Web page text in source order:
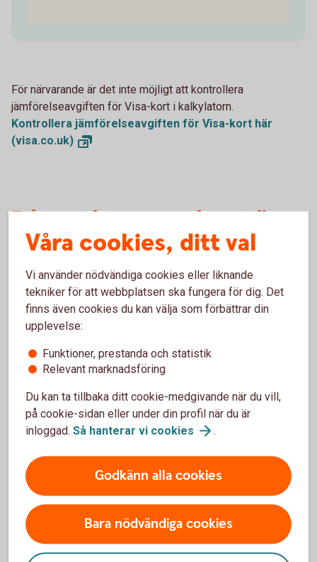
För närvarande är det inte möjligt att kontrollera
jämförelseavgiften för Visa-kort i kalkylatorn.
Kontrollera jämförelseavgiften för Visa-kort här
(visa.co.uk)
Frågor och svar om valutaväxling
vid kortköp
Varför har ni en funktion för att jämföra avgiften
för valutaväxling?
När kan jag ha nytta av att jämföra avgiften?
Har bankens valutaväxlingspåslag ändrats?
Var kan jag se den faktiska valutaväxlingskursen
som jag fick på ett köp?
Kan jag kontrollera avgiften för en valutaväxling
på ett framtida kortköp?
Kan jag kontrollera avgiften för ett kortköp som
gjorts tidigare?
Våra cookies, ditt val
Vi använder nödvändiga cookies eller liknande
tekniker för att webbplatsen ska fungera för dig. Det
finns även cookies du kan välja som förbättrar din
upplevelse:
Funktioner, prestanda och statistik
Relevant marknadsföring
Du kan ta tillbaka ditt cookie-medgivande när du vill,
på cookie-sidan eller under din profil när du är
inloggad. Så hanterar vi cookies .
Godkänn alla cookies
Bara nödvändiga cookies